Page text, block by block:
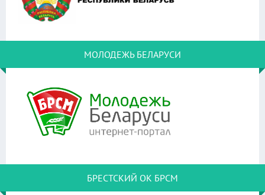
МОЛОДЕЖЬ БЕЛАРУСИ
БРЕСТСКИЙ ОК БРСМ